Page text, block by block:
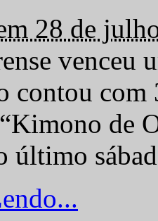
28 de
venceu
contou com
de
último